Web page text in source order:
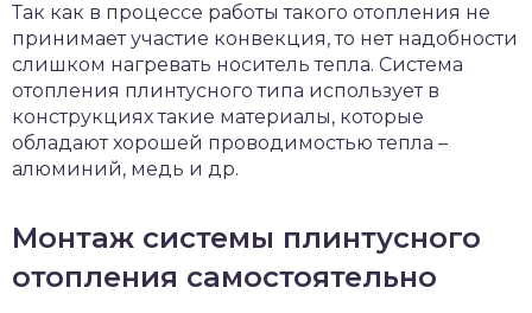
Так как в процессе работы такого отопления не
принимает участие конвекция, то нет надобности
слишком нагревать носитель тепла. Система
отопления плинтусного типа использует в
конструкциях такие материалы, которые
обладают хорошей проводимостью тепла –
алюминий, медь и др.
Монтаж системы плинтусного
отопления самостоятельно